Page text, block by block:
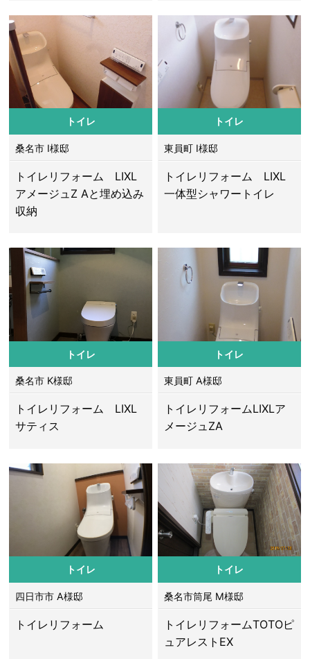
トイレ
桑名市 I様邸
トイレリフォーム LIXL
アメージュZ Aと埋め込み
収納
トイレ
東員町 I様邸
トイレリフォーム LIXL
一体型シャワートイレ
トイレ
桑名市 K様邸
トイレリフォーム LIXL
サティス
トイレ
東員町 A様邸
トイレリフォームLIXLア
メージュZA
トイレ
四日市市 A様邸
トイレリフォーム
トイレ
桑名市筒尾 M様邸
トイレリフォームTOTOピ
ュアレストEX